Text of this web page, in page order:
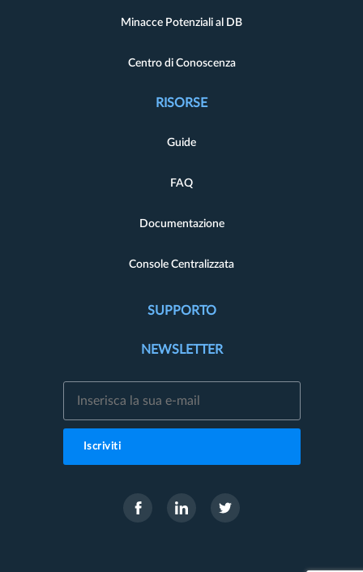
Minacce Potenziali al DB
Centro di Conoscenza
RISORSE
Guide
FAQ
Documentazione
Console Centralizzata
SUPPORTO
NEWSLETTER
Iscriviti